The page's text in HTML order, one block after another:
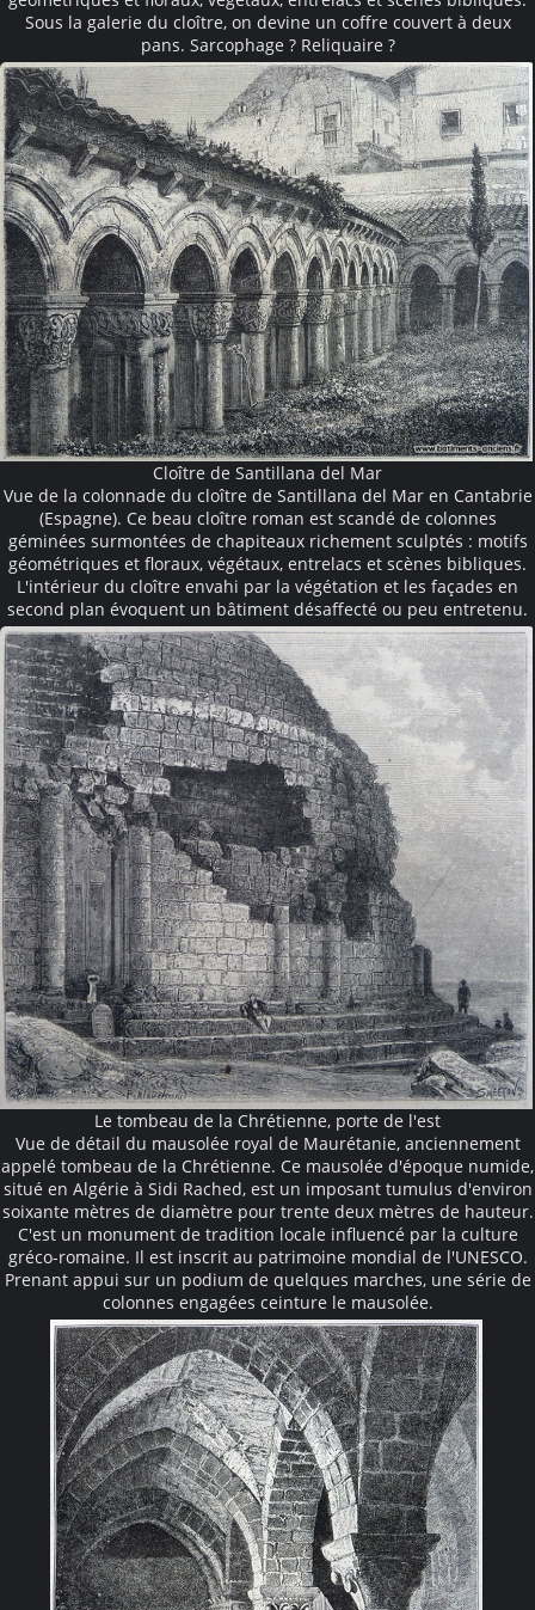
Sous la galerie du cloître, on devine un coffre couvert à deux
pans. Sarcophage ? Reliquaire ?
Cloître de Santillana del Mar
Vue de la colonnade du cloître de Santillana del Mar en Cantabrie
(Espagne). Ce beau cloître roman est scandé de colonnes
géminées surmontées de chapiteaux richement sculptés : motifs
géométriques et floraux, végétaux, entrelacs et scènes bibliques.
L'intérieur du cloître envahi par la végétation et les façades en
second plan évoquent un bâtiment désaffecté ou peu entretenu.
Le tombeau de la Chrétienne, porte de l'est
Vue de détail du mausolée royal de Maurétanie, anciennement
appelé tombeau de la Chrétienne. Ce mausolée d'époque numide,
situé en Algérie à Sidi Rached, est un imposant tumulus d'environ
soixante mètres de diamètre pour trente deux mètres de hauteur.
C'est un monument de tradition locale influencé par la culture
gréco-romaine. Il est inscrit au patrimoine mondial de l'UNESCO.
Prenant appui sur un podium de quelques marches, une série de
colonnes engagées ceinture le mausolée.